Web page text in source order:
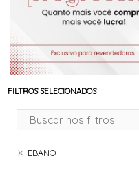
FILTROS SELECIONADOS
EBANO